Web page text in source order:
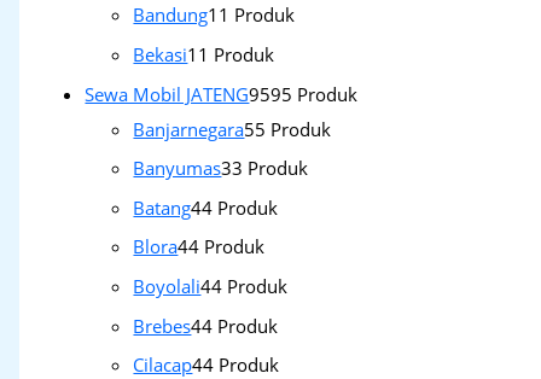
Bandung1 1 Produk
Bekasi1 1 Produk
Sewa Mobil JATENG9595 Produk
Banjarnegara55 Produk
Banyumas33 Produk
Batang44 Produk
Blora44 Produk
Boyolali44 Produk
Brebes44 Produk
Cilacap44 Produk